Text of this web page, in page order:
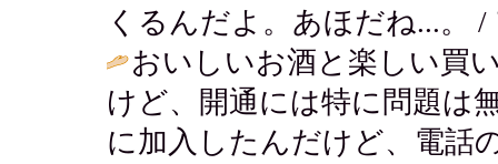
くるんだよ。あほだね...。 /
おいしいお酒と楽しい買
けど、開通には特に問題は
に加入したんだけど、電話